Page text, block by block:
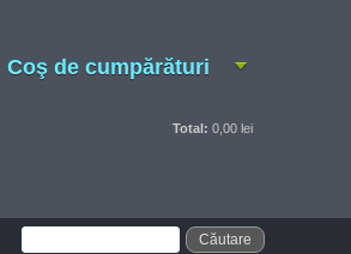
Coş de cumpărături
Total: 0,00 lei